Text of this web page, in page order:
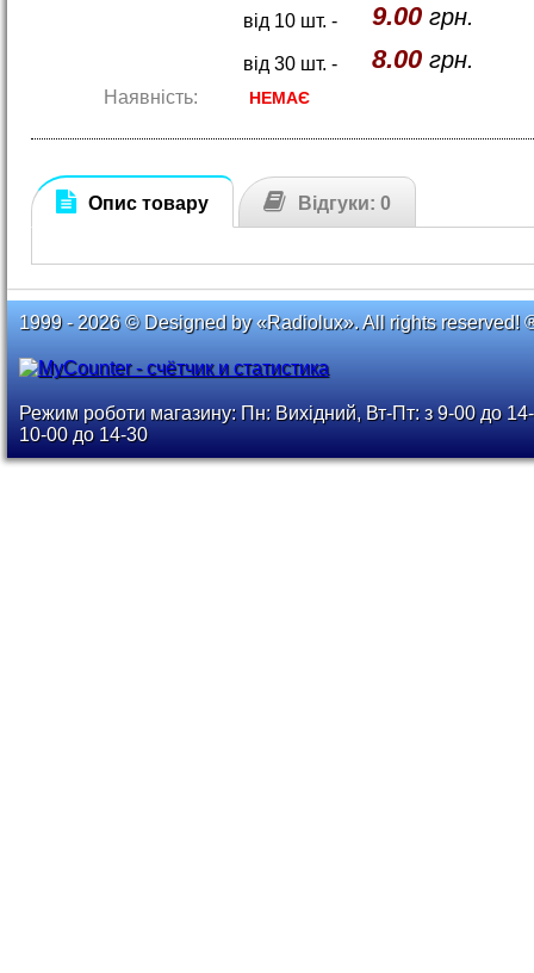
від 10 шт. - 9.00грн.
від 30 шт. - 8.00грн.
Наявність: НЕМАЄ
Опис товару Відгуки: 0
1999 - 2026 © Designed by «Radiolux». All rights reserved!
Режим роботи магазину: Пн: Вихідний, Вт-Пт: з 9-00 до
10-00 до 14-30